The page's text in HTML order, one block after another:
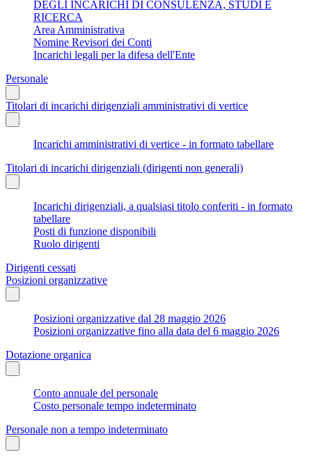
DEGLI INCARICHI DI CONSULENZA, STUDI E
RICERCA
Area Amministrativa
Nomine Revisori dei Conti
Incarichi legali per la difesa dell'Ente
Personale
Titolari di incarichi dirigenziali amministrativi di vertice
Incarichi amministrativi di vertice - in formato tabellare
Titolari di incarichi dirigenziali (dirigenti non generali)
Incarichi dirigenziali, a qualsiasi titolo conferiti - in formato
tabellare
Posti di funzione disponibili
Ruolo dirigenti
Dirigenti cessati
Posizioni organizzative
Posizioni organizzative dal 28 maggio 2026
Posizioni organizzative fino alla data del 6 maggio 2026
Dotazione organica
Conto annuale del personale
Costo personale tempo indeterminato
Personale non a tempo indeterminato